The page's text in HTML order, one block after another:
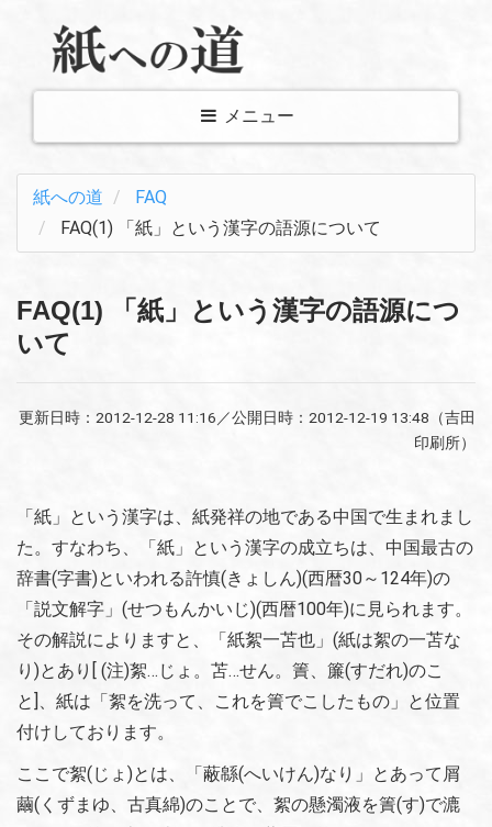
メ
ニ
ュ
表
切
り
メニュー
紙への道
FAQ
FAQ(1) 「紙」という漢字の語源について
FAQ(1) 「紙」という漢字の語源につ
いて
更新日時： 2012-12-28 11:16 ／公開日時： 2012-12-19 13:48 （吉田
印刷所）
「紙」という漢字は、紙発祥の地である中国で生まれまし
た。すなわち、「紙」という漢字の成立ちは、中国最古の
辞書(字書)といわれる許慎(きょしん)(西暦30～124年)の
「説文解字」(せつもんかいじ)(西暦100年)に見られます。
その解説によりますと、「紙絮一苫也」(紙は絮の一苫な
り)とあり[ (注)絮…じょ。苫…せん。簀、簾(すだれ)のこ
と]、紙は「絮を洗って、これを簀でこしたもの」と位置
付けしております。
ここで絮(じょ)とは、「蔽緜(へいけん)なり」とあって屑
繭(くずまゆ、古真綿)のことで、絮の懸濁液を簀(す)で漉